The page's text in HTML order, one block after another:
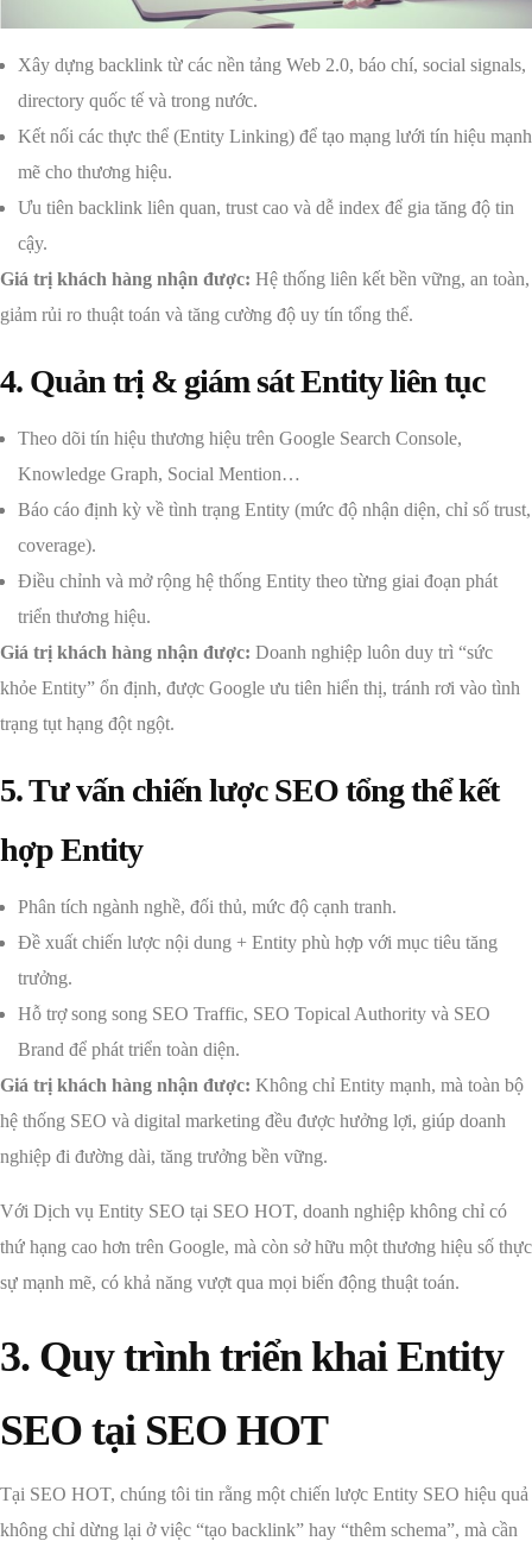
Xây dựng backlink từ các nền tảng Web 2.0, báo chí, social signals,
directory quốc tế và trong nước.
Kết nối các thực thể (Entity Linking) để tạo mạng lưới tín hiệu mạnh
mẽ cho thương hiệu.
Ưu tiên backlink liên quan, trust cao và dễ index để gia tăng độ tin
cậy.
Giá trị khách hàng nhận được: Hệ thống liên kết bền vững, an toàn,
giảm rủi ro thuật toán và tăng cường độ uy tín tổng thể.
4. Quản trị & giám sát Entity liên tục
Theo dõi tín hiệu thương hiệu trên Google Search Console,
Knowledge Graph, Social Mention…
Báo cáo định kỳ về tình trạng Entity (mức độ nhận diện, chỉ số trust,
coverage).
Điều chỉnh và mở rộng hệ thống Entity theo từng giai đoạn phát
triển thương hiệu.
Giá trị khách hàng nhận được: Doanh nghiệp luôn duy trì “sức
khỏe Entity” ổn định, được Google ưu tiên hiển thị, tránh rơi vào tình
trạng tụt hạng đột ngột.
5. Tư vấn chiến lược SEO tổng thể kết
hợp Entity
Phân tích ngành nghề, đối thủ, mức độ cạnh tranh.
Đề xuất chiến lược nội dung + Entity phù hợp với mục tiêu tăng
trưởng.
Hỗ trợ song song SEO Traffic, SEO Topical Authority và SEO
Brand để phát triển toàn diện.
Giá trị khách hàng nhận được: Không chỉ Entity mạnh, mà toàn bộ
hệ thống SEO và digital marketing đều được hưởng lợi, giúp doanh
nghiệp đi đường dài, tăng trưởng bền vững.
Với Dịch vụ Entity SEO tại SEO HOT, doanh nghiệp không chỉ có
thứ hạng cao hơn trên Google, mà còn sở hữu một thương hiệu số thực
sự mạnh mẽ, có khả năng vượt qua mọi biến động thuật toán.
3. Quy trình triển khai Entity
SEO tại SEO HOT
Tại SEO HOT, chúng tôi tin rằng một chiến lược Entity SEO hiệu quả
không chỉ dừng lại ở việc “tạo backlink” hay “thêm schema”, mà cần